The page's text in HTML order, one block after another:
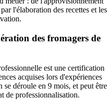
l'élaboration des recettes et les
des fromagers de
est une certification
acquises lors d'expériences
déroule en 9 mois, et peut être
de professionnalisation.